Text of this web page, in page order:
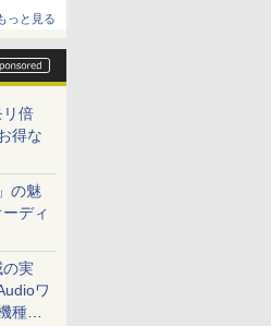
っと見る
リ倍
得な
の魅
ディ
の実
ワ
種を